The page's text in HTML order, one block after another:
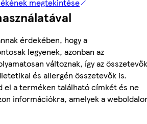
megtekintése
érdekében, hogy a
legyenek, azonban az
változnak, így az
és allergén összetevők is.
el a terméken található címkét és ne
információkra, amelyek a